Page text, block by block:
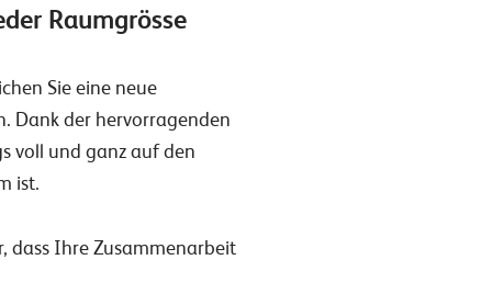
Raumgrösse
Sie eine neue
Dank der hervorragenden
voll und ganz auf den
ist.
dass Ihre Zusammenarbeit